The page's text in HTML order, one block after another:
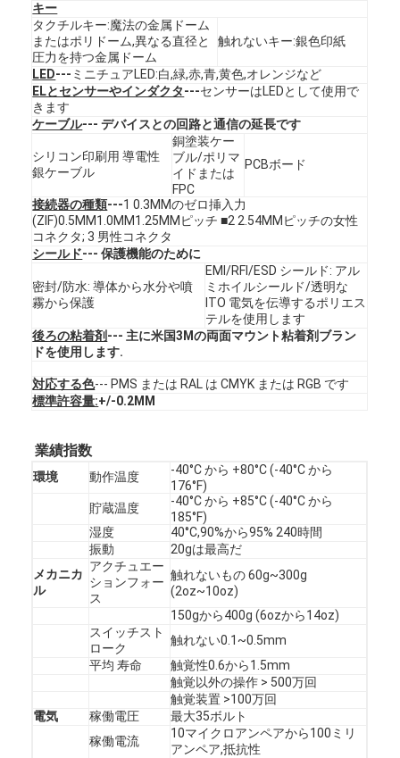
家へ
製品
ビデオ
VRショー
工場 ツアー
連絡 ください
ニュース
引金 を 求め て ください
キー
タクチルキー:魔法の金属ドーム
またはポリドーム,異なる直径と
圧力を持つ金属ドーム
触れないキー:銀色印紙
LED--- ミニチュアLED:白,緑,赤,青,黄色,オレンジなど
ELとセンサーやインダクタ---センサーはLEDとして使用で
きます
ケーブル--- デバイスとの回路と通信の延長です
シリコン印刷用 導電性
銀ケーブル
銅塗装ケー
ブル/ポリマ
イドまたは
FPC
PCBボード
接続器の種類---1 0.3MMのゼロ挿入力
(ZIF)0.5MM1.0MM1.25MMピッチ ■2 2.54MMピッチの女性
コネクタ; 3 男性コネクタ
シールド--- 保護機能のために
密封/防水: 導体から水分や噴
霧から保護
EMI/RFI/ESD シールド: アル
ミホイルシールド/透明な
ITO 電気を伝導するポリエス
テルを使用します
後ろの粘着剤--- 主に米国3Mの両面マウント粘着剤ブラン
ドを使用します.
対応する色--- PMS または RAL は CMYK または RGB です
標準許容量:+/-0.2MM
業績指数
環境 動作温度
-40°C から +80°C (-40°C から
176°F)
貯蔵温度
-40°C から +85°C (-40°C から
185°F)
湿度
40°C,90%から95% 240時間
振動
20gは最高だ
メカニカ
ル
アクチュエー
ションフォー
ス
触れないもの 60g~300g
(2oz~10oz)
150gから400g (6ozから14oz)
スイッチスト
ローク
触れない0.1~0.5mm
平均 寿命
触覚性0.6から1.5mm
触覚以外の操作 > 500万回
触覚装置 >100万回
電気
稼働電圧
最大35ボルト
稼働電流
10マイクロアンペアから100ミリ
アンペア,抵抗性